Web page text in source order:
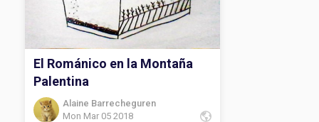
El Románico en la Montaña
Palentina
Alaine Barrecheguren
Mon Mar 05 2018